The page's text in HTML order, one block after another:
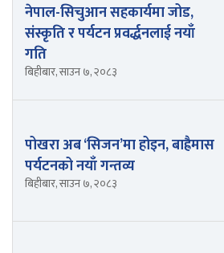
नेपाल-सिचुआन सहकार्यमा जोड,
संस्कृति र पर्यटन प्रवर्द्धनलाई नयाँ
गति
बिहीबार, साउन ७, २०८३
पोखरा अब ‘सिजन’मा होइन, बाह्रैमास
पर्यटनको नयाँ गन्तव्य
बिहीबार, साउन ७, २०८३